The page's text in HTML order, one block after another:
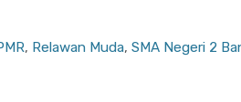
, Relawan Muda,SMA Negeri 2